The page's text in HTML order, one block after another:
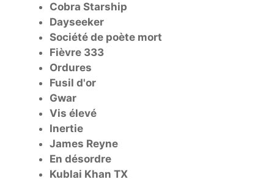
Cobra Starship
Dayseeker
Société de poète mort
Fièvre 333
Ordures
Fusil d'or
Gwar
Vis élevé
Inertie
James Reyne
En désordre
Kublai Khan TX